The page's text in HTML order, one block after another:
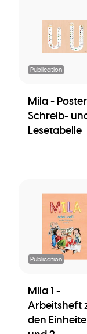
Publication
Mila - Poster
Schreib-
Lesetabelle
Publication
Mila 1 -
Arbeitsheft
den